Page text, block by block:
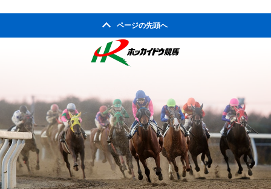
2010年01月
2009年03月
2008年01月
2007年02月
2007年01月
2006年03月
2006年02月
2006年01月
2005年08月
2005年07月
2005年04月
2005年03月
2005年02月
2004年06月
2004年05月
2004年04月
2004年03月
2003年07月
2003年06月
2003年05月
2003年04月
ページの先頭へ